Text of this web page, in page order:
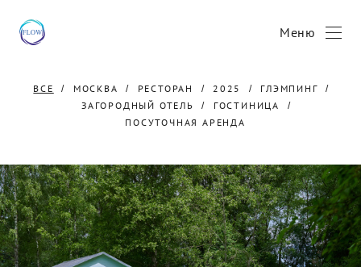
Меню
ВСЕ МОСКВА РЕСТОРАН 2025
ГЛЭМПИНГ
ЗАГОРОДНЫЙ ОТЕЛЬ
ГОСТИНИЦА
ПОСУТОЧНАЯ АРЕНДА